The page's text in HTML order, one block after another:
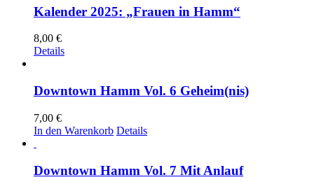
Kalender 2025: „Frauen in Hamm“
8,00 €
Details
Downtown Hamm Vol. 6 Geheim(nis)
7,00 €
In den Warenkorb Details
Downtown Hamm Vol. 7 Mit Anlauf